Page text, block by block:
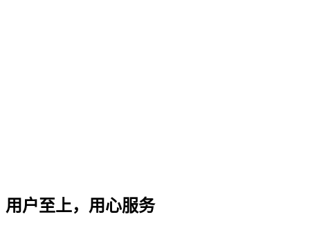
深圳龙华清湖机房
用户至上，用心服务